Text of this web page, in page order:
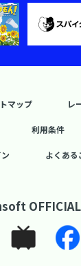
マップ レ
利用条件
よくある